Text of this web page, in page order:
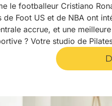
le footballeur Cristiano
de Foot US et de NBA ont
accrue, et une
? Votre studio de